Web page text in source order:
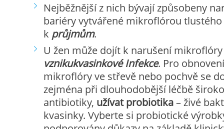
Nejběžnější z nich bývají způsobeny
bariéry vytvářené mikroflórou tlustého
k průjmům.
U žen může dojít k narušení
vznikukvasinkové Infekce. Pro
mikroflóry ve střevě nebo pochvě se
zejména při dlouhodobější léčbě
antibiotiky, užívat probiotika– živé
kvasinky. Vyberte si probiotické